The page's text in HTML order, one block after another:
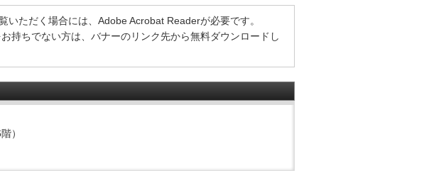
いただく場合には、Adobe Acrobat Readerが必要です。
持ちでない方は、バナーのリンク先から無料ダウンロードし
）